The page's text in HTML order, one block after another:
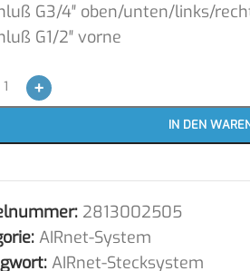
G3/4″ oben/unten/links/
G1/2″ vorne
+
IN DEN
2813002505
AIRnet-System
AIRnet-Stecksystem